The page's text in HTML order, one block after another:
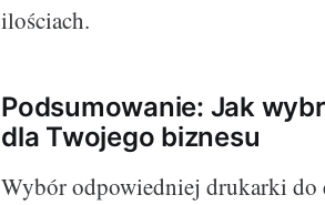
ilościach.
Podsumowanie: Jak
dla Twojego biznesu
Wybór odpowiedniej drukarki